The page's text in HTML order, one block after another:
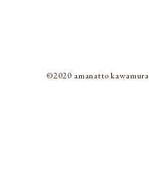
©︎2020 amanatto kawamura